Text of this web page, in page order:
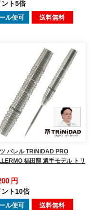
ト5倍
ル便可 送料無料
バレル TRiNiDAD PRO
福田龍 選手モデル トリ
円
ト10倍
ル便可 送料無料